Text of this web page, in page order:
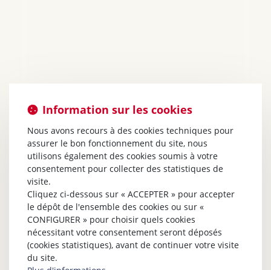
Information sur les cookies
Nous avons recours à des cookies techniques pour
assurer le bon fonctionnement du site, nous
utilisons également des cookies soumis à votre
consentement pour collecter des statistiques de
visite.
Cliquez ci-dessous sur « ACCEPTER » pour accepter
le dépôt de l'ensemble des cookies ou sur «
CONFIGURER » pour choisir quels cookies
nécessitant votre consentement seront déposés
(cookies statistiques), avant de continuer votre visite
du site.